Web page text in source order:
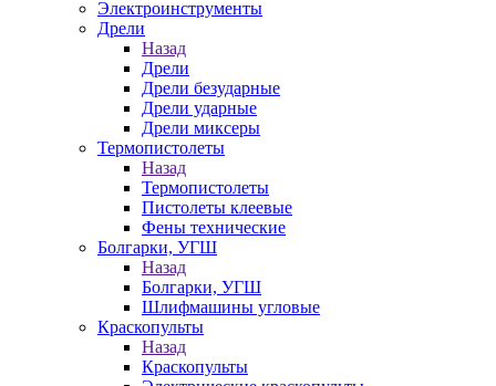
Электроинструменты
Дрели
Назад
Дрели
Дрели безударные
Дрели ударные
Дрели миксеры
Термопистолеты
Назад
Термопистолеты
Пистолеты клеевые
Фены технические
Болгарки, УГШ
Назад
Болгарки, УГШ
Шлифмашины угловые
Краскопульты
Назад
Краскопульты